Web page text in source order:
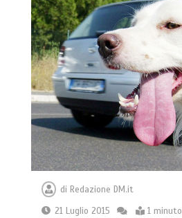
diRedazione DM.it
21 Luglio 2015
1 minuto